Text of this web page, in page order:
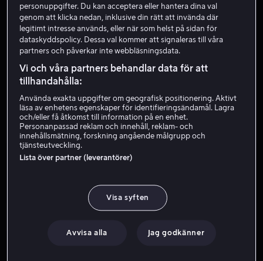
Phoebe Waller-
Bridge
personuppgifter. Du kan acceptera eller hantera dina val
genom att klicka nedan, inklusive din rätt att invända där
legitimt intresse används, eller när som helst på sidan för
dataskyddspolicy. Dessa val kommer att signaleras till våra
partners och påverkar inte webbläsningsdata.
Vi och våra partners behandlar data för att
tillhandahålla:
Använda exakta uppgifter om geografisk positionering. Aktivt
läsa av enhetens egenskaper för identifieringsändamål. Lagra
och/eller få åtkomst till information på en enhet.
Personanpassad reklam och innehåll, reklam- och
innehållsmätning, forskning angående målgrupp och
tjänsteutveckling.
Lista över partner (leverantörer)
Visa syften
Avvisa alla Jag godkänner